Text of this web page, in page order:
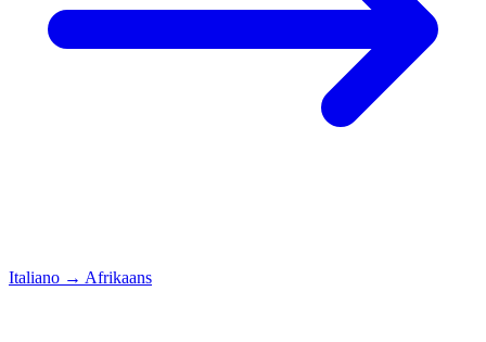
Italiano → Afrikaans